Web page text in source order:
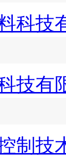
科技
技有
制技